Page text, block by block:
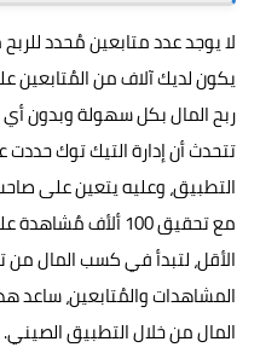
لا يوجد عدد متابعين مُحدد
يكون لديك آلاف من المُتابعين
ربح المال بكل سهولة وبدون
تتحدث أن إدارة التيك توك
مع تحقيق 100 ألأف
الأقل، لتبدأ في كسب المال من
المشاهدات والمُتابعين، ساعد
المال من خلال التطبيق الصيني.